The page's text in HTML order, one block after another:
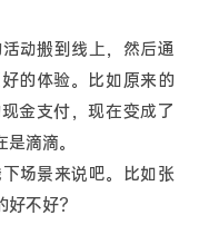
动搬到线上，然后通
的体验。比如原来的
金支付，现在变成了
滴滴。
场景来说吧。比如张
不好？